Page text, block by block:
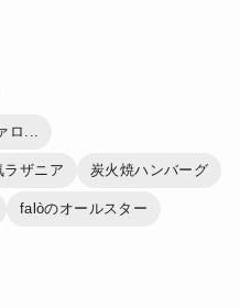
ロ...
ラザニア 炭火焼ハンバーグ
falòのオールスター